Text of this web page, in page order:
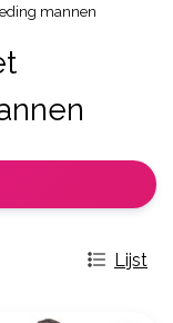
mannen
Lijst